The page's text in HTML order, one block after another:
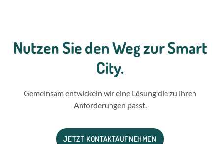
Nutzen Sie den Weg zur Smart
City.
Gemeinsam entwickeln wir eine Lösung die zu ihren
Anforderungen passt.
JETZT KONTAKTAUFNEHMEN